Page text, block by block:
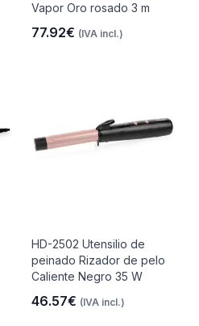
Vapor Oro rosado 3 m
77.92€ (IVA incl.)
HD-2502 Utensilio de
peinado Rizador de pelo
Caliente Negro 35 W
46.57€ (IVA incl.)